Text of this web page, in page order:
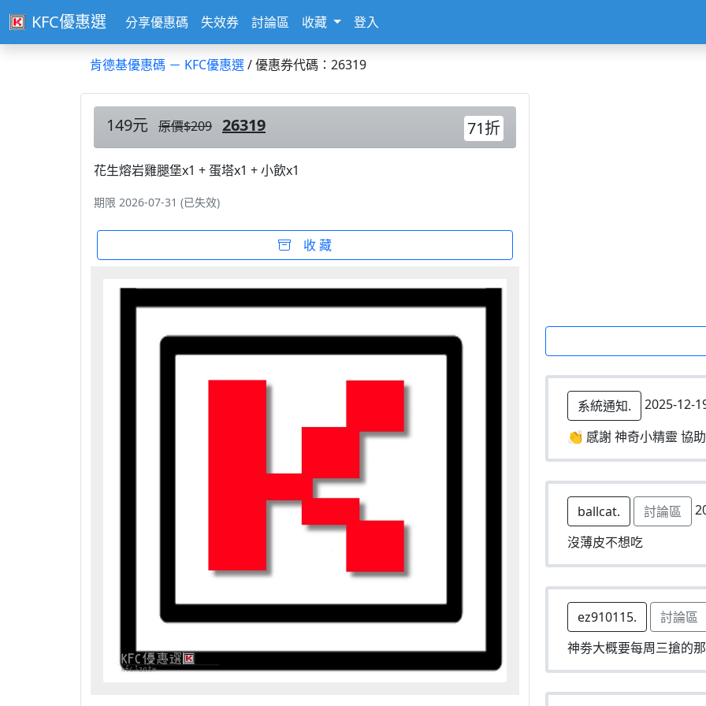
KFC優惠選 分享優惠碼 失效券 討論區 收藏 登入
肯德基優惠碼 － KFC優惠選/ 優惠券代碼：26319
149元 原價$209 26319 71折
花生熔岩雞腿堡x1 + 蛋塔x1 + 小飲x1
期限 2026-07-31 (已失效)
收 藏
系統通知.
2025-12-
👏 感謝 神奇小精靈 協
ballcat. 討論區
沒薄皮不想吃
ez910115. 討論區
神劵大概要每周三搶的